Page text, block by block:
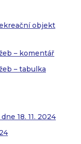
objekt
– komentář
– tabulka
18. 11. 2024